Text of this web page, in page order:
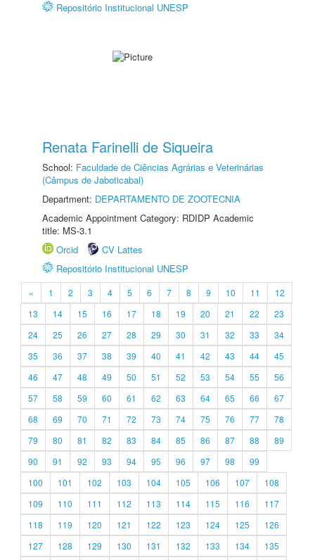
Repositório Institucional UNESP
Renata Farinelli de Siqueira
School: Faculdade de Ciências Agrárias e Veterinárias
(Câmpus de Jaboticabal)
Department: DEPARTAMENTO DE ZOOTECNIA
Academic Appointment Category: RDIDP Academic
title: MS-3.1
Orcid
CV Lattes
Repositório Institucional UNESP
« 1 2 3 4 5 6 7 8 9 10 11
12
13
14 15 16 17 18 19 20 21 22
23
24
25 26 27 28 29 30 31 32 33
34
35
36 37 38 39 40 41 42 43 44
45
46
47 48 49 50 51 52 53 54 55
56
57
58 59 60 61 62 63 64 65 66
67
68
69 70 71 72 73 74 75 76 77
78
79
80 81 82 83 84 85 86 87 88
89
90
91 92 93 94 95 96 97 98
99
100
101 102 103 104 105 106 107
108
109
110 111 112 113 114 115 116
117
118
119 120 121 122 123 124 125
126
127
128 129 130 131 132 133 134
135